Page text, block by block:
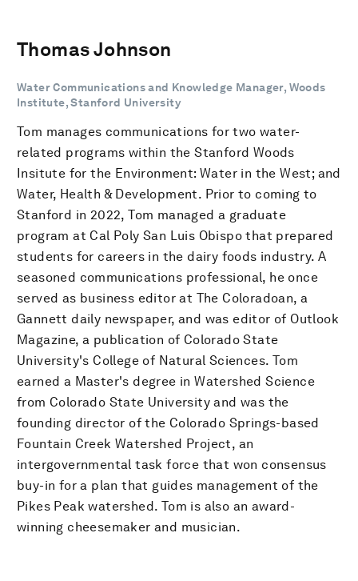
Thomas Johnson
Water Communications and Knowledge Manager, Woods
Institute, Stanford University
Tom manages communications for two water-
related programs within the Stanford Woods
Insitute for the Environment: Water in the West; and
Water, Health & Development. Prior to coming to
Stanford in 2022, Tom managed a graduate
program at Cal Poly San Luis Obispo that prepared
students for careers in the dairy foods industry. A
seasoned communications professional, he once
served as business editor at The Coloradoan, a
Gannett daily newspaper, and was editor of Outlook
Magazine, a publication of Colorado State
University's College of Natural Sciences. Tom
earned a Master's degree in Watershed Science
from Colorado State University and was the
founding director of the Colorado Springs-based
Fountain Creek Watershed Project, an
intergovernmental task force that won consensus
buy-in for a plan that guides management of the
Pikes Peak watershed. Tom is also an award-
winning cheesemaker and musician.